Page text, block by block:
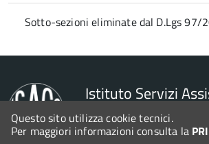
Questo sito utilizza cookie tecnici.
Per maggiori informazioni consulta la
Sotto-sezioni eliminate dal D.Lgs 97/
Istituto Servizi
Cima Colbacchini